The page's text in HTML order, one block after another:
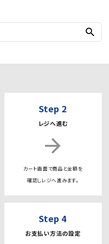
search
Step 2
レジへ進む
arrow_forward
カート画面で商品と金額を
確認しレジへ進みます。
Step 4
お支払い方法の設定